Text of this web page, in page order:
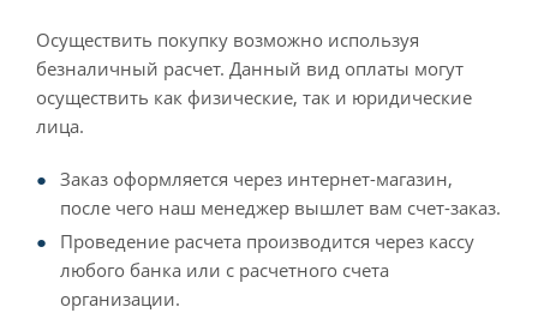
Осуществить покупку возможно используя
безналичный расчет. Данный вид оплаты могут
осуществить как физические, так и юридические
лица.
Заказ оформляется через интернет-магазин,
после чего наш менеджер вышлет вам счет-заказ.
Проведение расчета производится через кассу
любого банка или с расчетного счета
организации.